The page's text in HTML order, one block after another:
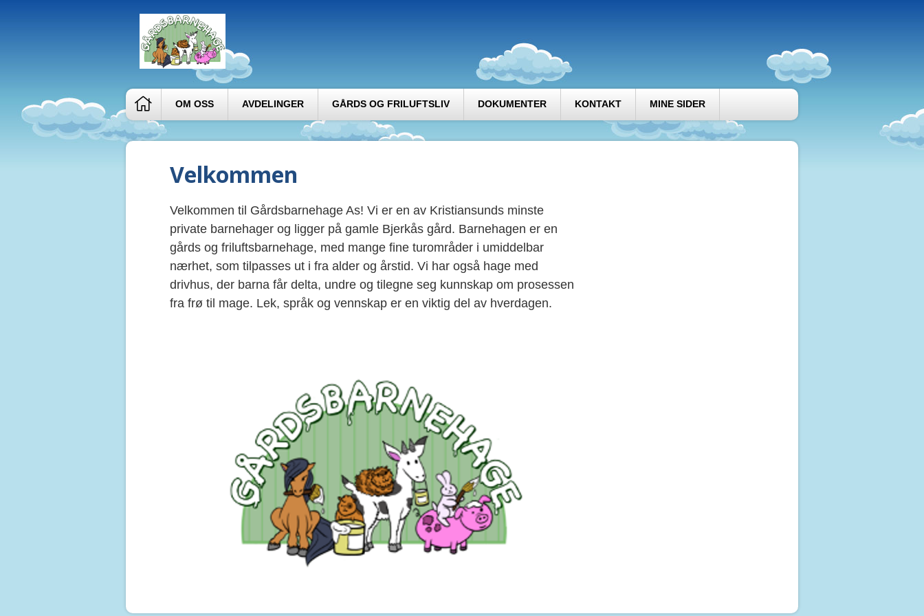
OM OSS AVDELINGER GÅRDS OG FRILUFTSLIV DOKUMENTER KONTAKT MINE SIDER
Velkommen
Velkommen til Gårdsbarnehage As! Vi er en av Kristiansunds minste
private barnehager og ligger på gamle Bjerkås gård. Barnehagen er en
gårds og friluftsbarnehage, med mange fine turområder i umiddelbar
nærhet, som tilpasses ut i fra alder og årstid. Vi har også hage med
drivhus, der barna får delta, undre og tilegne seg kunnskap om prosessen
fra frø til mage. Lek, språk og vennskap er en viktig del av hverdagen.